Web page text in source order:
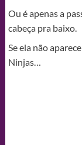
Ou é apenas a
cabeça pra baixo.
Se ela não
Ninjas…